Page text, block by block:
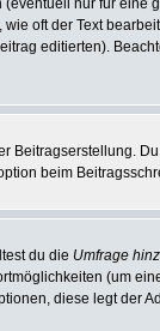
nur für eine
oft der Text
editierten).
Beitragserstellung.
beim
du die Umfrage
(um
diese legt der